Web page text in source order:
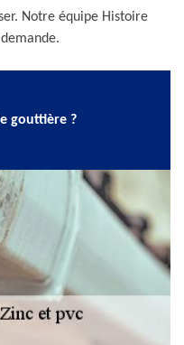
Notre équipe Histoire
gouttière ?